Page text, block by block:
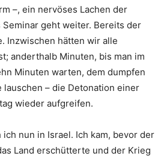
–, ein nervöses Lachen der
geht weiter. Bereits der
Inzwischen hätten wir alle
anderthalb Minuten, bis man im
Minuten warten, dem dumpfen
lauschen – die Detonation einer
wieder aufgreifen.
nun in Israel. Ich kam, bevor der
Land erschütterte und der Krieg